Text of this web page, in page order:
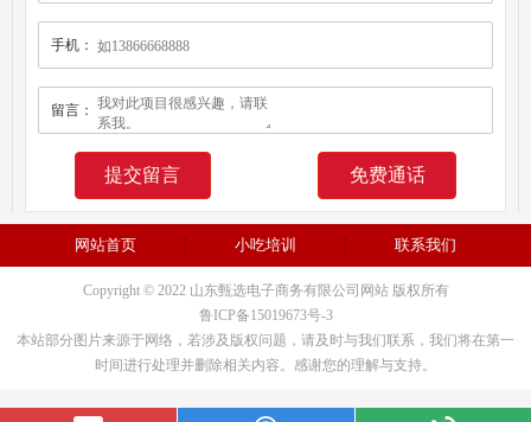
手机：
留言：
免费通话
网站首页 小吃培训 联系我们
Copyright © 2022 山东甄选电子商务有限公司网站 版权所有
鲁ICP备15019673号-3
本站部分图片来源于网络，若涉及版权问题，请及时与我们联系，我们将在第一
时间进行处理并删除相关内容。感谢您的理解与支持。